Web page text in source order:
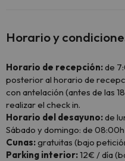
Horario y
Horario de recepción:de
posterior al horario de
con antelación (antes de las
realizar el check in.
Horario del desayuno:de
Sábado y domingo: de 08:00h
Cunas:gratuitas (bajo
Parking interior:12€ / día